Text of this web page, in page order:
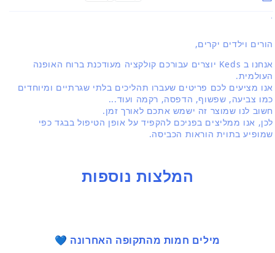
.
הורים וילדים יקרים,
אנחנו ב Keds יוצרים עבורכם קולקציה מעודכנת ברוח האופנה
העולמית.
אנו מציעים לכם פריטים שעברו תהליכים בלתי שגרתיים ומיוחדים
כמו צביעה, שפשוף, הדפסה, רקמה ועוד...
חשוב לנו שמוצר זה ישמש אתכם לאורך זמן.
לכן, אנו ממליצים בפניכם להקפיד על אופן הטיפול בבגד כפי
שמופיע בתוית הוראות הכביסה.
המלצות נוספות
מילים חמות מהתקופה האחרונה 💙